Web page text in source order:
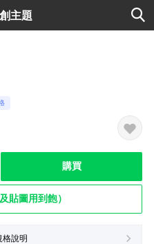
主題
購買
貼圖用到飽）
說明